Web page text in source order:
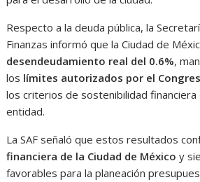
Respecto a la deuda pública, la
Finanzas informó que la Ciudad de
desendeudamiento real del 0.6%,
los límites autorizados por el
los criterios de sostenibilidad
entidad.
La SAF señaló que estos resultados
financiera de la Ciudad de México y
favorables para la planeación